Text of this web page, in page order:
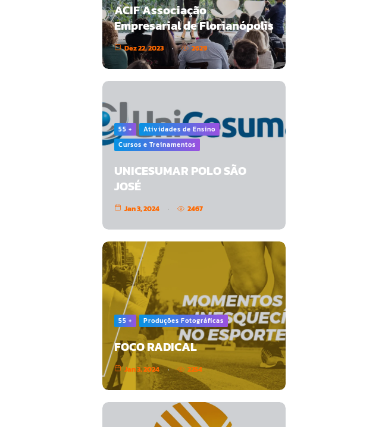
ACIF Associação
Empresarial de Florianópolis
Dez 22, 2023 2629
55 +
Atividades de Ensino
Cursos e Treinamentos
UNICESUMAR POLO SÃO
JOSÉ
Jan 3, 2024 2467
55 + Produções Fotográficas
FOCO RADICAL
Jan 3, 2024 2254